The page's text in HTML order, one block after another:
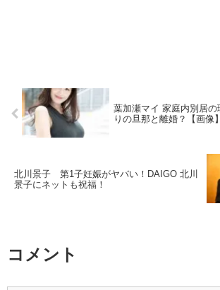
葉加瀬マイ 家庭内別居
りの旦那と離婚？【画像】
北川景子 第1子妊娠がヤバい！DAIGO 北川
景子にネットも祝福！
コメント